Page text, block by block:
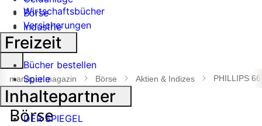
Börse
Industrie
Suche
öffnen
manager magazin Börse Aktien & Indizes PHILLIPS
Wirtschaftsbücher
Versicherungen
Freizeit
Bücher bestellen
Spiele
Inhaltepartner
DER SPIEGEL